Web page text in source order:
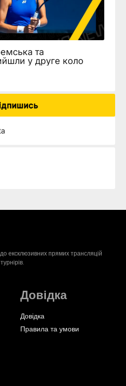
та
у друге коло
ексклюзивних прямих трансляцій
Довідка
Довідка
Правила та умови